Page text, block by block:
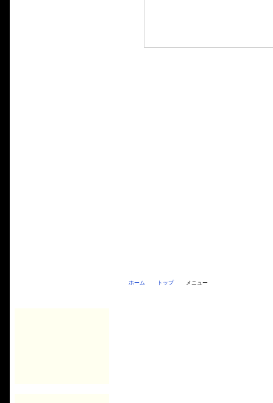
ホーム トップ メニュー